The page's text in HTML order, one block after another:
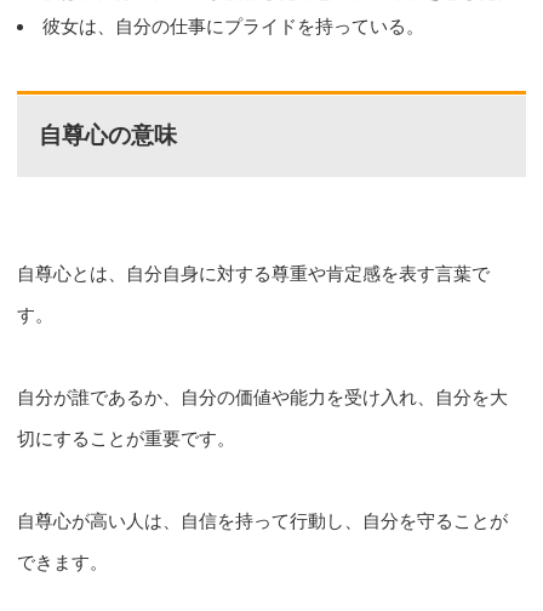
彼女は、自分の仕事にプライドを持っている。
自尊心の意味
自尊心とは、自分自身に対する尊重や肯定感を表す言葉で
す。
自分が誰であるか、自分の価値や能力を受け入れ、自分を大
切にすることが重要です。
自尊心が高い人は、自信を持って行動し、自分を守ることが
できます。